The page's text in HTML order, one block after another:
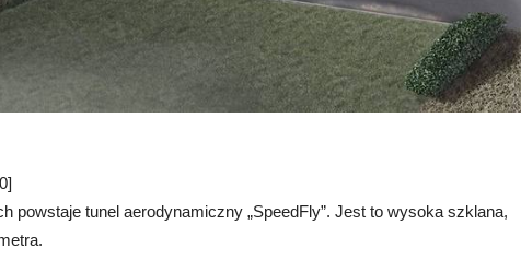
0]
powstaje tunel aerodynamiczny „SpeedFly”. Jest to wysoka szklana,